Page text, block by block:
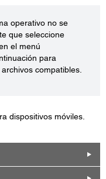
operativo no se
que seleccione
el menú
para
compatibles.
dispositivos móviles.